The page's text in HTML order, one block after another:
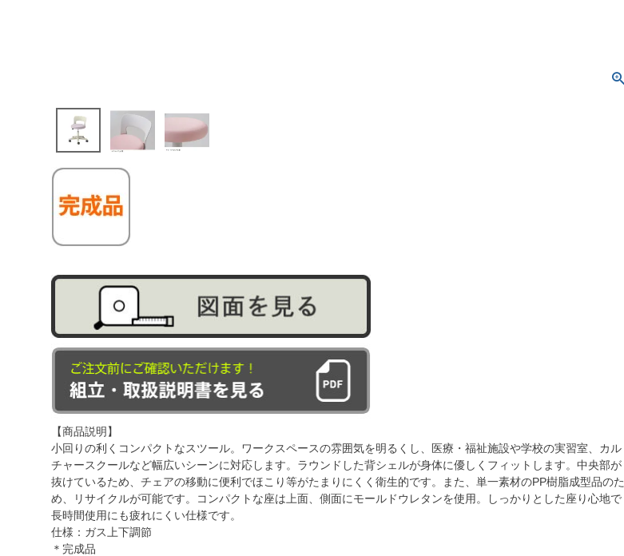
【商品説明】
小回りの利くコンパクトなスツール。ワークスペースの雰囲気を明るくし、医療・福祉施設や学校の実習室、カル
チャースクールなど幅広いシーンに対応します。ラウンドした背シェルが身体に優しくフィットします。中央部が
抜けているため、チェアの移動に便利でほこり等がたまりにくく衛生的です。また、単一素材のPP樹脂成型品のた
め、リサイクルが可能です。コンパクトな座は上面、側面にモールドウレタンを使用。しっかりとした座り心地で
長時間使用にも疲れにくい仕様です。
仕様：ガス上下調節
＊完成品